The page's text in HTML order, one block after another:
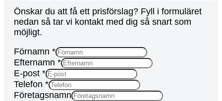
Önskar du att få ett prisförslag? Fyll i formuläret
nedan så tar vi kontakt med dig så snart som
möjligt.
Förnamn *
Efternamn *
E-post *
Telefon *
Företagsnamn